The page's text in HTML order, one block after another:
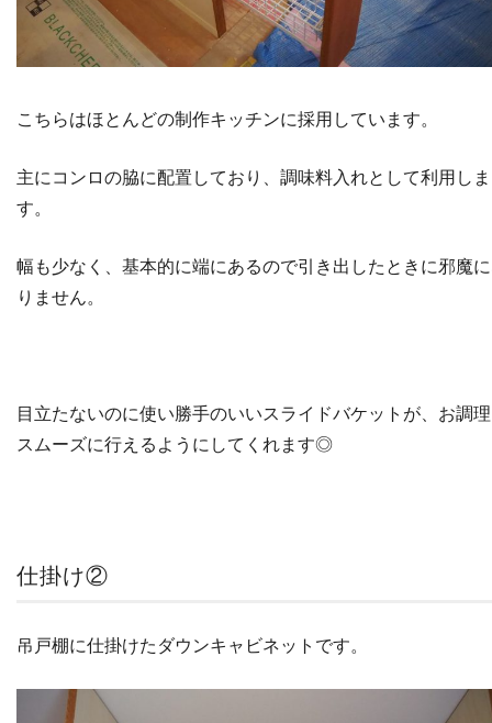
こちらはほとんどの制作キッチンに採用しています。
主にコンロの脇に配置しており、調味料入れとして利用しま
す。
幅も少なく、基本的に端にあるので引き出したときに邪魔
りません。
目立たないのに使い勝手のいいスライドバケットが、お調
スムーズに行えるようにしてくれます◎
仕掛け②
吊戸棚に仕掛けたダウンキャビネットです。